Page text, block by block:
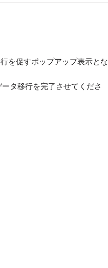
を促すポップアップ表示とな
タ移行を完了させてくださ